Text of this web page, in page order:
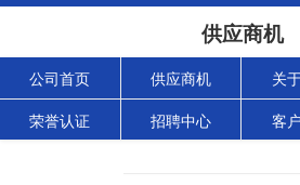
供应商机
公司首页 供应商机 关
荣誉认证 招聘中心 客